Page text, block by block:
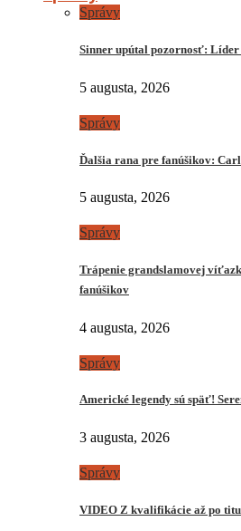
Správy
Sinner upútal pozornosť:
5 augusta, 2026
Správy
Ďalšia rana pre fanúšikov:
5 augusta, 2026
Správy
Trápenie grandslamovej
fanúšikov
4 augusta, 2026
Správy
Americké legendy sú späť!
3 augusta, 2026
Správy
VIDEO Z kvalifikácie až po